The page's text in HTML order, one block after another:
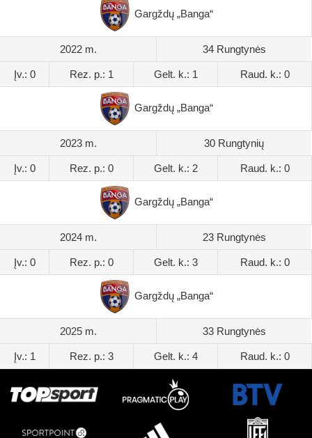
Gargždų „Banga“
2022 m. 34 Rungtynės
Įv.: 0 Rez. p.: 1 Gelt. k.: 1 Raud. k.: 0
Gargždų „Banga“
2023 m. 30 Rungtynių
Įv.: 0 Rez. p.: 0 Gelt. k.: 2 Raud. k.: 0
Gargždų „Banga“
2024 m. 23 Rungtynės
Įv.: 0 Rez. p.: 0 Gelt. k.: 3 Raud. k.: 0
Gargždų „Banga“
2025 m. 33 Rungtynės
Įv.: 1 Rez. p.: 3 Gelt. k.: 4 Raud. k.: 0